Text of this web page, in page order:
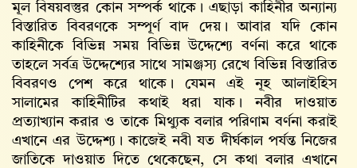
মূল বিষয়বস্তুর কোন সম্পর্ক থাকে। এছাড়া কাহিনীর অন্যান্য
বিস্তারিত বিবরণকে সম্পূর্ণ বাদ দেয়। আবার যদি কোন
কাহিনীকে বিভিন্ন সময় বিভিন্ন উদ্দেশ্যে বর্ণনা করে থাকে
তাহলে সর্বত্র উদ্দেশ্যের সাথে সামঞ্জস্য রেখে বিভিন্ন বিস্তারিত
বিবরণও পেশ করে থাকে। যেমন এই নূহ আলাইহিস
সালামের কাহিনীটির কথাই ধরা যাক। নবীর দাওয়াত
প্রত্যাখ্যান করার ও তাকে মিথ্যুক বলার পরিণাম বর্ণনা করাই
এখানে এর উদ্দেশ্য। কাজেই নবী যত দীর্ঘকাল পর্যন্ত নিজের
জাতিকে দাওয়াত দিতে থেকেছেন, সে কথা বলার এখানে